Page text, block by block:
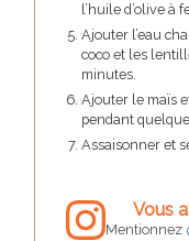
l’huile d’olive à
Ajouter l’eau
coco et les
minutes.
Ajouter le maïs
pendant
Assaisonner et
Vous
Mentionnez